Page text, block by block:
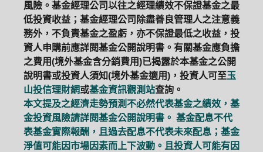
風險。基金經理公司以往之經理績效不保證基金之最
低投資收益；基金經理公司除盡善良管理人之注意義
務外，不負責基金之盈虧，亦不保證最低之收益，投
資人申購前應詳閱基金公開說明書。有關基金應負擔
之費用(境外基金含分銷費用)已揭露於本基金之公開
說明書或投資人須知(境外基金適用)，投資人可至玉
山投信理財網或基金資訊觀測站查詢。
本文提及之經濟走勢預測不必然代表基金之績效，基
金投資風險請詳閱基金公開說明書。 基金配息不代
表基金實際報酬，且過去配息不代表未來配息；基金
淨值可能因市場因素而上下波動。且投資人可能有因